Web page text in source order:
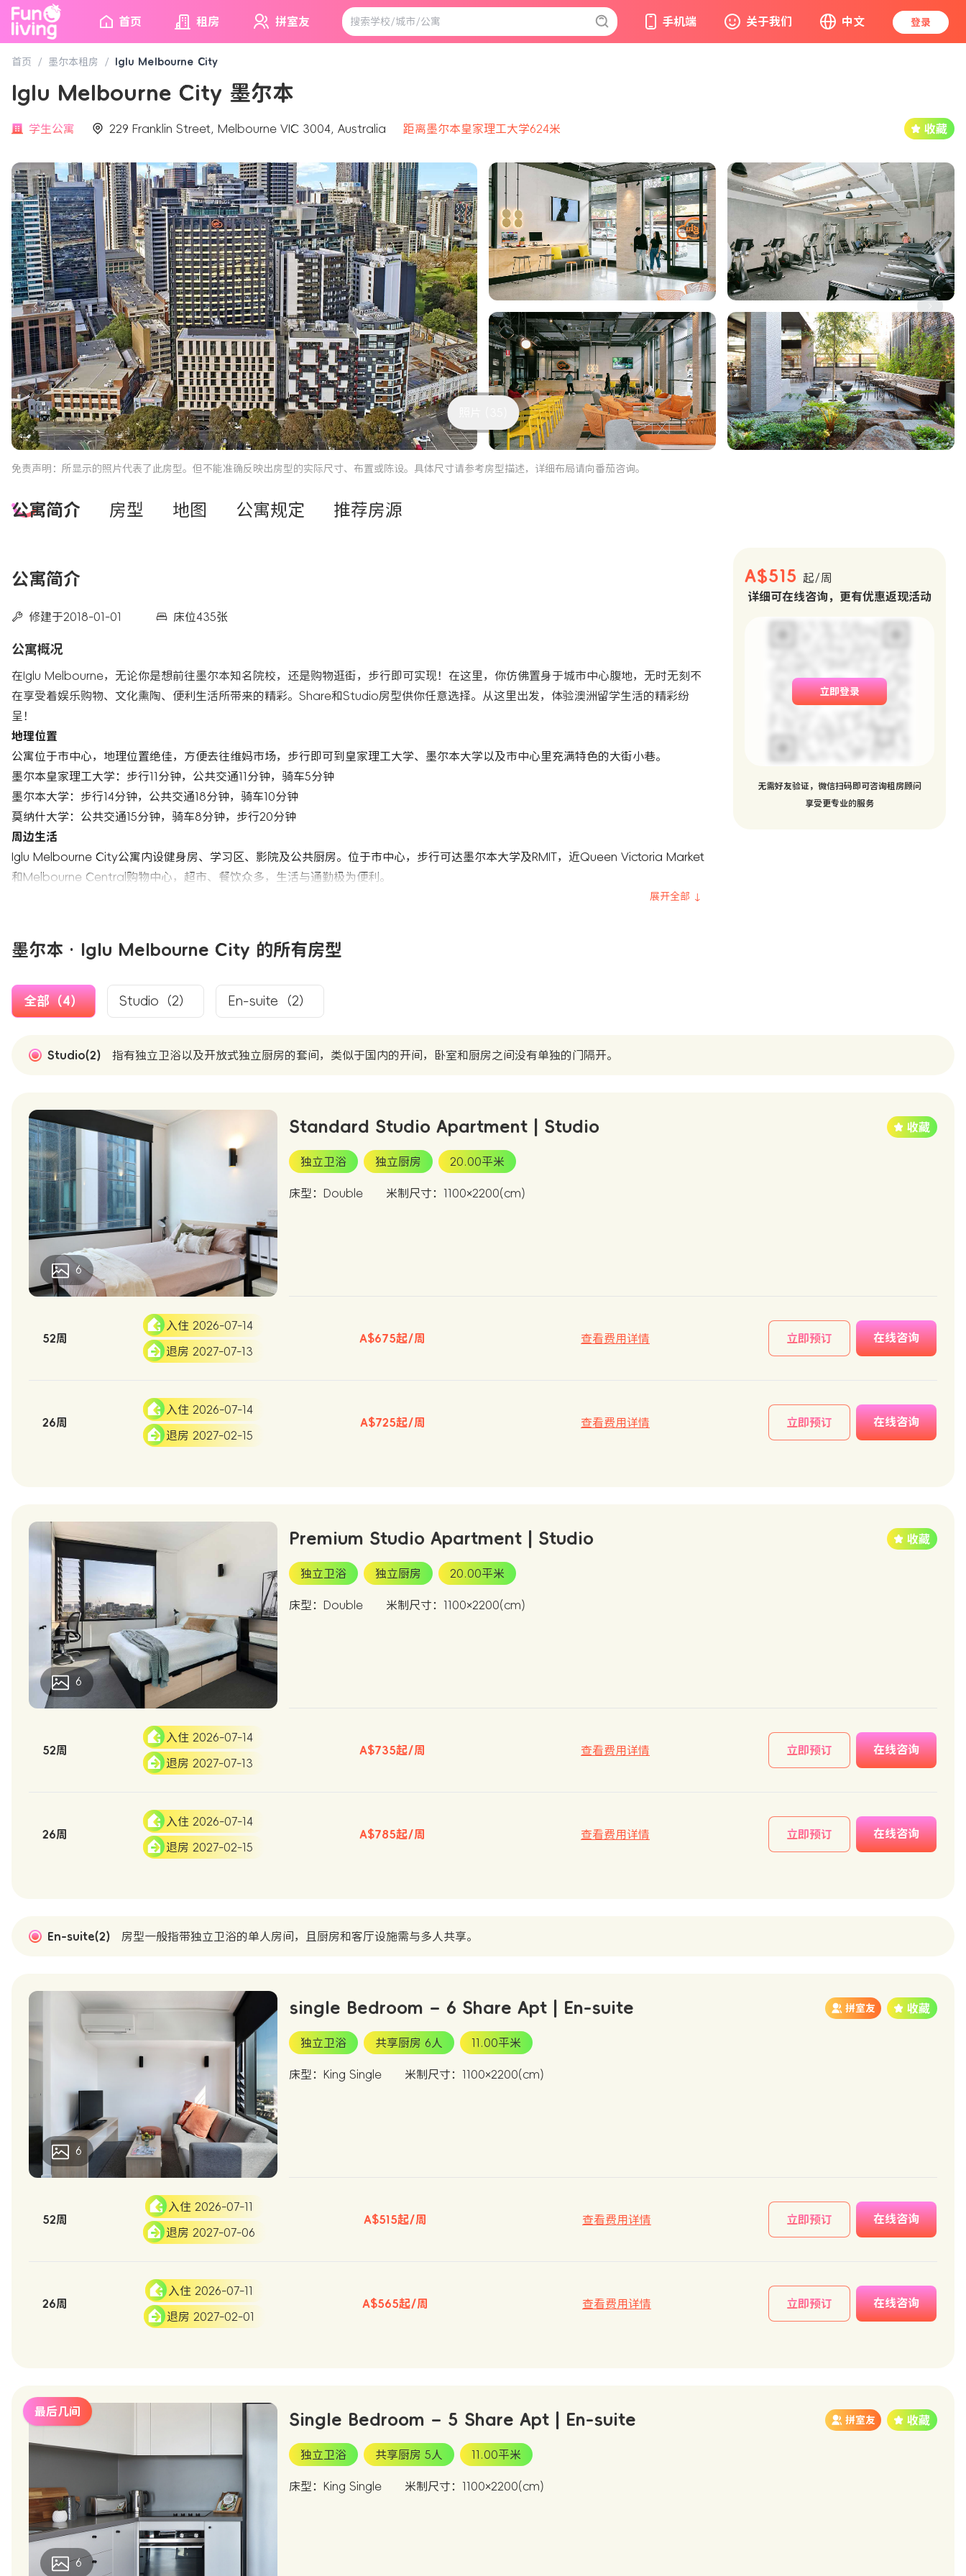
首页 租房 拼室友 手机端 关于我们 中文 登录
首页 / 墨尔本租房 / Iglu Melbourne City
Iglu Melbourne City 墨尔本
学生公寓 229 Franklin Street, Melbourne VIC 3004, Australia 距离墨尔本皇家理工大学624米
免责声明：所显示的照片代表了此房型。但不能准确反映出房型的实际尺寸、布置或陈设。具体尺寸请参考房型描述，详细布局请向番茄咨询。
公寓简介 房型 地图 公寓规定 推荐房源
公寓简介
修建于2018-01-01 床位435张
公寓概况
在Iglu Melbourne，无论你是想前往墨尔本知名院校，还是购物逛街，步行即可实现！在这里，你仿佛置身于城市中心腹地，无时无刻不
在享受着娱乐购物、文化熏陶、便利生活所带来的精彩。Share和Studio房型供你任意选择。从这里出发，体验澳洲留学生活的精彩纷
呈！
地理位置
公寓位于市中心，地理位置绝佳，方便去往维妈市场，步行即可到皇家理工大学、墨尔本大学以及市中心里充满特色的大街小巷。
墨尔本皇家理工大学：步行11分钟，公共交通11分钟，骑车5分钟
墨尔本大学：步行14分钟，公共交通18分钟，骑车10分钟
莫纳什大学：公共交通15分钟，骑车8分钟，步行20分钟
周边生活
Iglu Melbourne City公寓内设健身房、学习区、影院及公共厨房。位于市中心，步行可达墨尔本大学及RMIT，近Queen Victoria Market
和Melbourne Central购物中心，超市、餐饮众多，生活与通勤极为便利。
展开全部 ↓
A$515
起/周
详细可在线咨询，更有优惠返现活动
立即登录
无需好友验证，微信扫码即可咨询租房顾问
享受更专业的服务
墨尔本 · Iglu Melbourne City 的所有房型
全部（4） Studio（2） En-suite（2）
Studio(2) 指有独立卫浴以及开放式独立厨房的套间，类似于国内的开间，卧室和厨房之间没有单独的门隔开。
6
Standard Studio Apartment | Studio
独立卫浴 独立厨房 20.00平米
床型：Double 米制尺寸：1100×2200(cm)
52周
入住 2026-07-14
退房 2027-07-13
A$675起/周 查看费用详情 立即预订 在线咨询
26周
入住 2026-07-14
退房 2027-02-15
A$725起/周 查看费用详情 立即预订 在线咨询
6
Premium Studio Apartment | Studio
独立卫浴 独立厨房 20.00平米
床型：Double 米制尺寸：1100×2200(cm)
52周
入住 2026-07-14
退房 2027-07-13
A$735起/周 查看费用详情 立即预订 在线咨询
26周
入住 2026-07-14
退房 2027-02-15
A$785起/周 查看费用详情 立即预订 在线咨询
En-suite(2) 房型一般指带独立卫浴的单人房间，且厨房和客厅设施需与多人共享。
6
single Bedroom – 6 Share Apt | En-suite 拼室友
独立卫浴 共享厨房 6人 11.00平米
床型：King Single 米制尺寸：1100×2200(cm)
52周
入住 2026-07-11
退房 2027-07-06
A$515起/周 查看费用详情 立即预订 在线咨询
26周
入住 2026-07-11
退房 2027-02-01
A$565起/周 查看费用详情 立即预订 在线咨询
最后几间
6
Single Bedroom – 5 Share Apt | En-suite 拼室友
独立卫浴 共享厨房 5人 11.00平米
床型：King Single 米制尺寸：1100×2200(cm)